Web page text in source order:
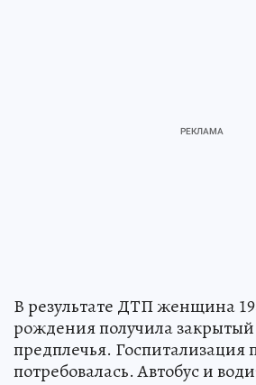
В результате ДТП женщина
рождения получила
предплечья. Госпитализация
потребовалась. Автобус и